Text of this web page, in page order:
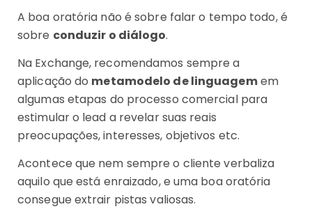
A boa oratória não é sobre falar o tempo todo, é
sobre conduzir o diálogo.
Na Exchange, recomendamos sempre a
aplicação do metamodelo de linguagemem
algumas etapas do processo comercial para
estimular o lead a revelar suas reais
preocupações, interesses, objetivos etc.
Acontece que nem sempre o cliente verbaliza
aquilo que está enraizado, e uma boa oratória
consegue extrair pistas valiosas.